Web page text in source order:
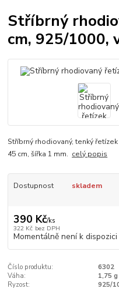
Stříbrný
cm, 925/1000,
Stříbrný rhodiovaný, tenký
45 cm, šířka 1 mm. celý popis
Dostupnost skladem
390 Kč/ks
322 Kč bez DPH
Momentálně není k dispozici
Číslo produktu:
6302
Váha:
1,75 g
Ryzost:
925/